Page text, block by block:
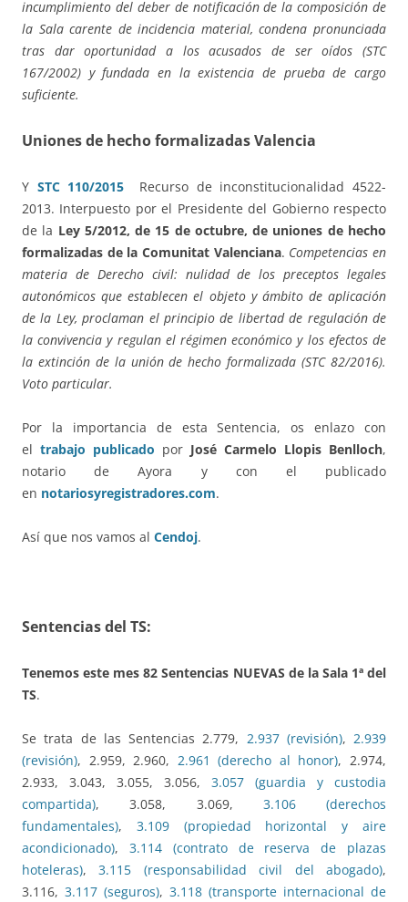
incumplimiento del deber de notificación de la composición de
la Sala carente de incidencia material, condena pronunciada
tras dar oportunidad a los acusados de ser oídos (STC
167/2002) y fundada en la existencia de prueba de cargo
suficiente.
Uniones de hecho formalizadas Valencia
Y STC 110/2015
Recurso de inconstitucionalidad 4522-
2013. Interpuesto por el Presidente del Gobierno respecto
de la Ley 5/2012, de 15 de octubre, de uniones de hecho
formalizadas de la Comunitat Valenciana. Competencias en
materia de Derecho civil: nulidad de los preceptos legales
autonómicos que establecen el objeto y ámbito de aplicación
de la Ley, proclaman el principio de libertad de regulación de
la convivencia y regulan el régimen económico y los efectos de
la extinción de la unión de hecho formalizada (STC 82/2016).
Voto particular.
Por la importancia de esta Sentencia, os enlazo con
el trabajo publicado por José Carmelo Llopis Benlloch,
notario de Ayora y con el publicado
en notariosyregistradores.com.
Así que nos vamos al Cendoj.
Sentencias del TS:
Tenemos este mes 82 Sentencias NUEVAS de la Sala 1ª del
TS.
Se trata de las Sentencias 2.779, 2.937 (revisión), 2.939
(revisión), 2.959, 2.960, 2.961 (derecho al honor), 2.974,
2.933, 3.043, 3.055, 3.056, 3.057 (guardia y custodia
compartida), 3.058, 3.069, 3.106 (derechos
fundamentales), 3.109 (propiedad horizontal y aire
acondicionado), 3.114 (contrato de reserva de plazas
hoteleras),3.115 (responsabilidad civil del abogado),
3.116, 3.117 (seguros), 3.118 (transporte internacional de